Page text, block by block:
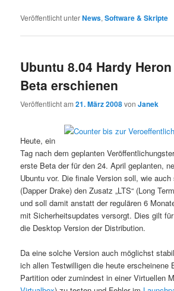
Veröffentlicht unterNews,Software & Skripte
Ubuntu 8.04 Hardy Heron
Beta erschienen
Veröffentlicht am21. März 2008vonJanek
Heute, ein
Tag nach dem geplanten
erste Beta der für den 24. April geplanten,
Ubuntu vor. Die finale Version soll, wie
(Dapper Drake) den Zusatz „LTS“ (Long
und soll damit anstatt der regulären 6
mit Sicherheitsupdates versorgt. Dies gilt
die Desktop Version der Distribution.
Da eine solche Version auch möglichst
ich allen Testwilligen die heute erscheinene
Partition oder zumindest in einer Virtuellen